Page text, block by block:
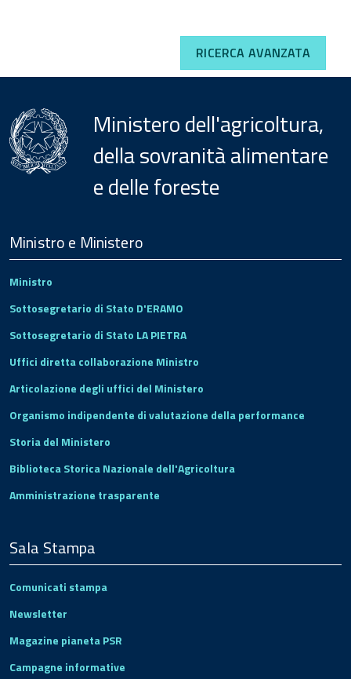
RICERCA AVANZATA
Ministero dell'agricoltura,
della sovranità alimentare
e delle foreste
Footer
Ministro e Ministero
Ministro
Sottosegretario di Stato D'ERAMO
Sottosegretario di Stato LA PIETRA
Uffici diretta collaborazione Ministro
Articolazione degli uffici del Ministero
Organismo indipendente di valutazione della performance
Storia del Ministero
Biblioteca Storica Nazionale dell'Agricoltura
Amministrazione trasparente
Sala Stampa
Comunicati stampa
Newsletter
Magazine pianeta PSR
Campagne informative